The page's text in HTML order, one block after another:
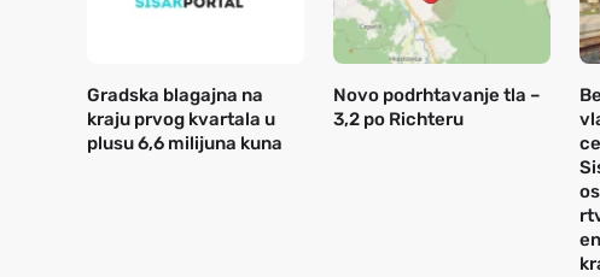
Gradska blagajna na
kraju prvog kvartala u
plusu 6,6 milijuna kuna
Novo podrhtavanje tla –
3,2 po Richteru